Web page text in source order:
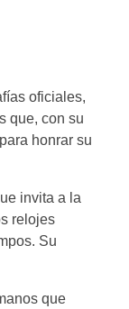
oficiales,
que, con su
honrar su
invita a la
relojes
Su
que